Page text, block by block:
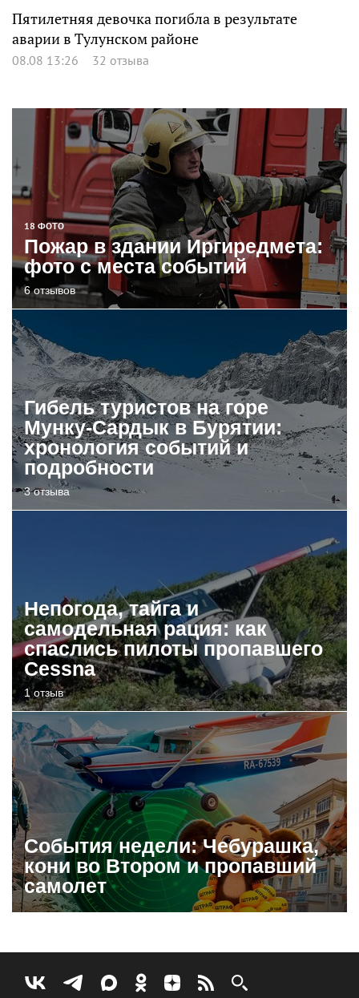
Пятилетняя девочка погибла в результате
аварии в Тулунском районе
08.08 13:26 32 отзыва
18 ФОТО
Пожар в здании Иргиредмета:
фото с места событий
6 отзывов
Гибель туристов на горе
Мунку-Сардык в Бурятии:
хронология событий и
подробности
3 отзыва
Непогода, тайга и
самодельная рация: как
спаслись пилоты пропавшего
Cessna
1 отзыв
События недели: Чебурашка,
кони во Втором и пропавший
самолет